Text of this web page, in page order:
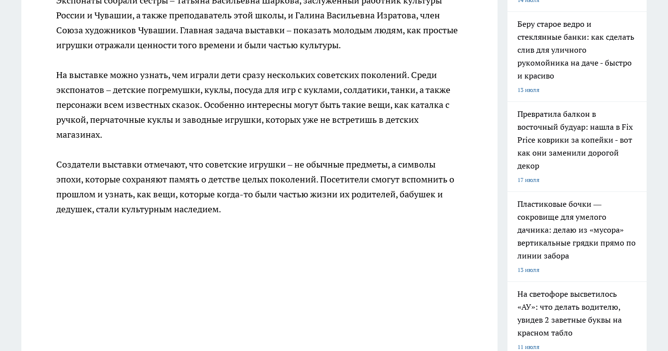
России и Чувашии, а также преподаватель этой школы, и Галина Васильевна Изратова, член
Союза художников Чувашии. Главная задача выставки – показать молодым людям, как простые
игрушки отражали ценности того времени и были частью культуры.
На выставке можно узнать, чем играли дети сразу нескольких советских поколений. Среди
экспонатов – детские погремушки, куклы, посуда для игр с куклами, солдатики, танки, а также
персонажи всем известных сказок. Особенно интересны могут быть такие вещи, как каталка с
ручкой, перчаточные куклы и заводные игрушки, которых уже не встретишь в детских
магазинах.
Создатели выставки отмечают, что советские игрушки – не обычные предметы, а символы
эпохи, которые сохраняют память о детстве целых поколений. Посетители смогут вспомнить о
прошлом и узнать, как вещи, которые когда-то были частью жизни их родителей, бабушек и
дедушек, стали культурным наследием.
Беру старое ведро и
стеклянные банки: как сделать
слив для уличного
рукомойника на даче - быстро
и красиво
13 июля
Превратила балкон в
восточный будуар: нашла в Fix
Price коврики за копейки - вот
как они заменили дорогой
декор
17 июля
Пластиковые бочки —
сокровище для умелого
дачника: делаю из «мусора»
вертикальные грядки прямо по
линии забора
13 июля
На светофоре высветилось
«АУ»: что делать водителю,
увидев 2 заветные буквы на
красном табло
11 июля